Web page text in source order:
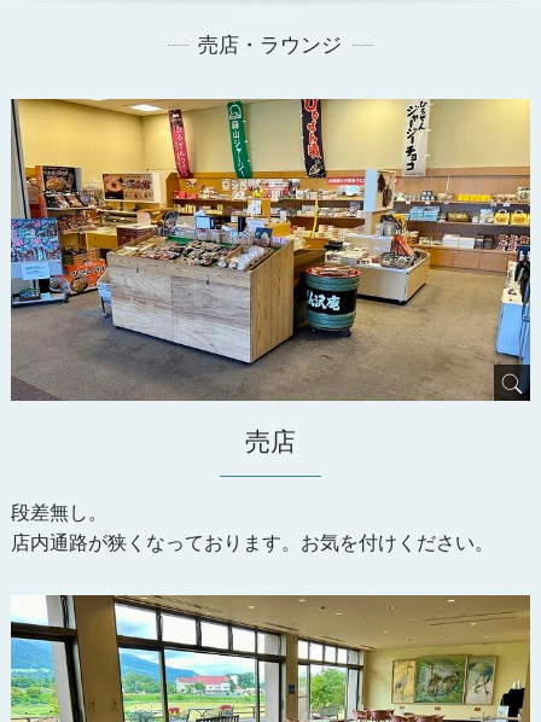
売店・ラウンジ
売店
段差無し。
店内通路が狭くなっております。お気を付けください。